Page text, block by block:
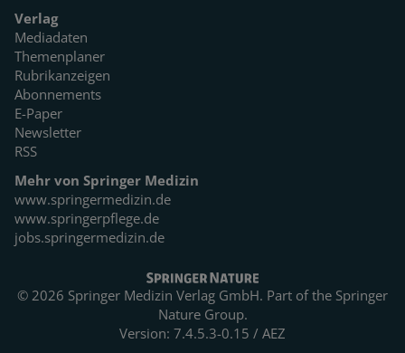
Verlag
Mediadaten
Themenplaner
Rubrikanzeigen
Abonnements
E-Paper
Newsletter
RSS
Mehr von Springer Medizin
www.springermedizin.de
www.springerpflege.de
jobs.springermedizin.de
© 2026 Springer Medizin Verlag GmbH. Part of the Springer
Nature Group.
Version: 7.4.5.3-0.15 / AEZ